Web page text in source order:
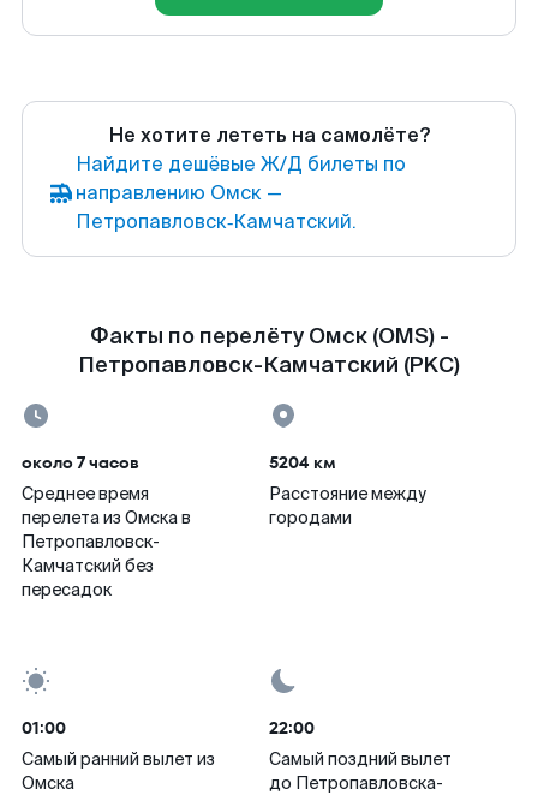
Не хотите лететь на самолёте?
Найдите дешёвые Ж/Д билеты по
направлению Омск —
Петропавловск‑Камчатский.
Факты по перелёту Омск (OMS) -
Петропавловск-Камчатский (PKC)
около 7 часов
Среднее время
перелета из Омска в
Петропавловск-
Камчатский без
пересадок
5204 км
Расстояние между
городами
01:00
Самый ранний вылет из
Омска
22:00
Самый поздний вылет
до Петропавловска-